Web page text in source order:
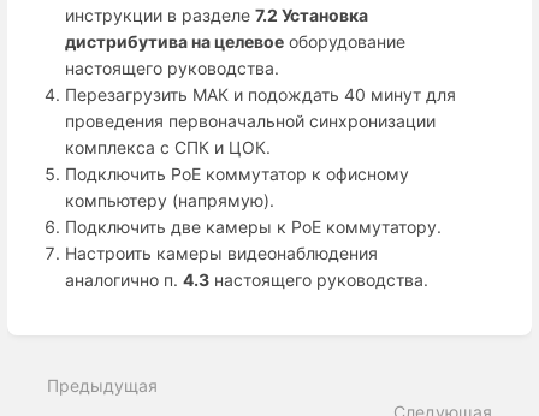
инструкции в разделе 7.2 Установка
дистрибутива на целевое оборудование
настоящего руководства.
Перезагрузить МАК и подождать 40 минут для
проведения первоначальной синхронизации
комплекса с СПК и ЦОК.
Подключить PoE коммутатор к офисному
компьютеру (напрямую).
Подключить две камеры к PoE коммутатору.
Настроить камеры видеонаблюдения
аналогично п. 4.3 настоящего руководства.
выбора
Предыдущая